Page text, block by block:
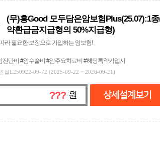
(무)흥Good 모두담은암보험Plus(25.07):1
약환급금지급형의 50%지급형)
라 필요한 보장으로 가입하는 암보험!
진단비 #암수술비 #암주요치료비 #해당특약가입시
필L250922-09-72 (2025-09-22 ~ 2026-09-21)
??? 원 상세설계보기